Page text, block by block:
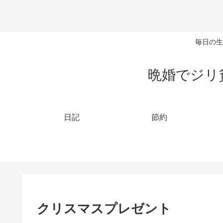
毎日の
晩婚でジ
日記 節約
クリスマスプレゼント